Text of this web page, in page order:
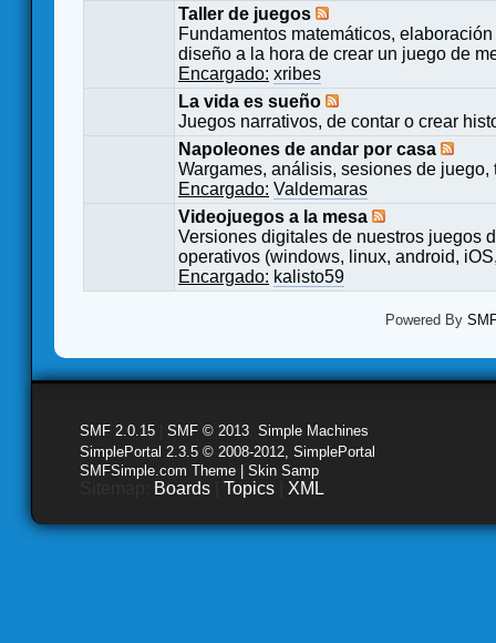
Taller de juegos
Fundamentos matemáticos,
diseño a la hora de crear un juego de
Encargado: xribes
La vida es sueño
Juegos narrativos, de contar o crear
Napoleones de andar por casa
Wargames, análisis, sesiones de
Encargado: Valdemaras
Videojuegos a la mesa
Versiones digitales de nuestros juegos
operativos (windows, linux, android,
Encargado: kalisto59
Powered By
SMF 2.0.15 SMF © 2013 Simple Machines
SimplePortal 2.3.5 © 2008-2012, SimplePortal
SMFSimple.com Theme | Skin Samp
Boards Topics XML